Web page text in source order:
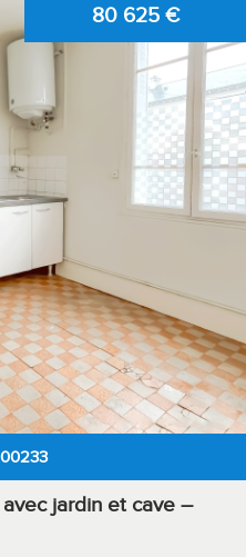
80 625 €
jardin et cave –